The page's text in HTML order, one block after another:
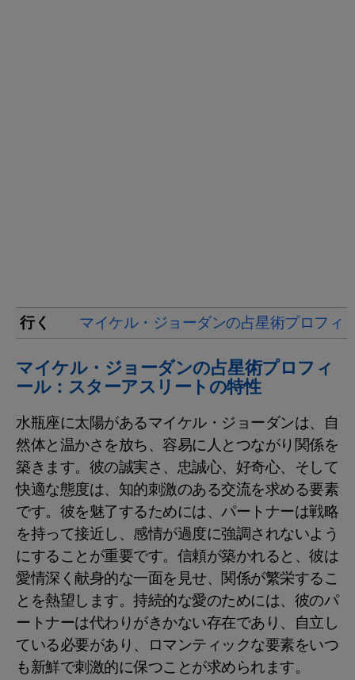
行く マイケル・ジョーダンの占星術プロフィ
マイケル・ジョーダンの占星術プロフィ
ール：スターアスリートの特性
水瓶座に太陽があるマイケル・ジョーダンは、自
然体と温かさを放ち、容易に人とつながり関係を
築きます。彼の誠実さ、忠誠心、好奇心、そして
快適な態度は、知的刺激のある交流を求める要素
です。彼を魅了するためには、パートナーは戦略
を持って接近し、感情が過度に強調されないよう
にすることが重要です。信頼が築かれると、彼は
愛情深く献身的な一面を見せ、関係が繁栄するこ
とを熱望します。持続的な愛のためには、彼のパ
ートナーは代わりがきかない存在であり、自立し
ている必要があり、ロマンティックな要素をいつ
も新鮮で刺激的に保つことが求められます。